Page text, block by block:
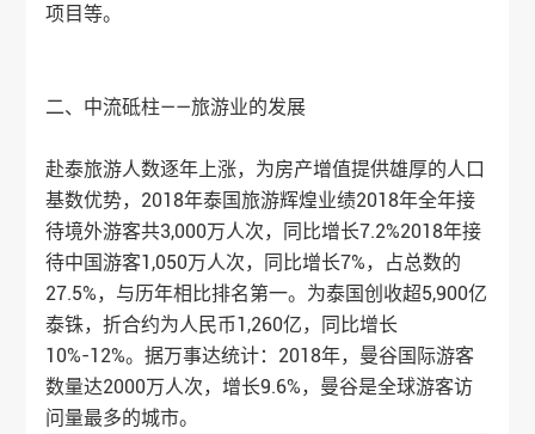
项目等。
二、中流砥柱——旅游业的发展
赴泰旅游人数逐年上涨，为房产增值提供雄厚的人口
基数优势，2018年泰国旅游辉煌业绩2018年全年接
待境外游客共3,000万人次，同比增长7.2%2018年接
待中国游客1,050万人次，同比增长7%，占总数的
27.5%，与历年相比排名第一。为泰国创收超5,900亿
泰铢，折合约为人民币1,260亿，同比增长
10%-12%。据万事达统计：2018年，曼谷国际游客
数量达2000万人次，增长9.6%，曼谷是全球游客访
问量最多的城市。